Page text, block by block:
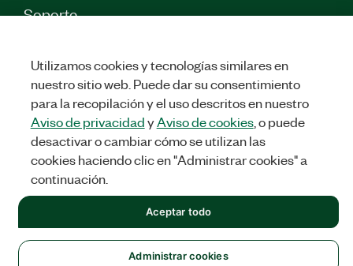
Soporte
Comentarios
TwitterFacebook
LinkedIn
LEGAL|IMPRINT|PRIVACIDAD|Administrar cookies
©NATIONAL INSTRUMENTS CORP. TODOS LOS DERECHOS
RESERVADOS.
Utilizamos cookies y tecnologías similares en
nuestro sitio web. Puede dar su consentimiento
para la recopilación y el uso descritos en nuestro
Aviso de privacidadyAviso de cookies, o puede
desactivar o cambiar cómo se utilizan las
cookies haciendo clic en "Administrar cookies" a
continuación.
Administrar cookies
Aceptar todo